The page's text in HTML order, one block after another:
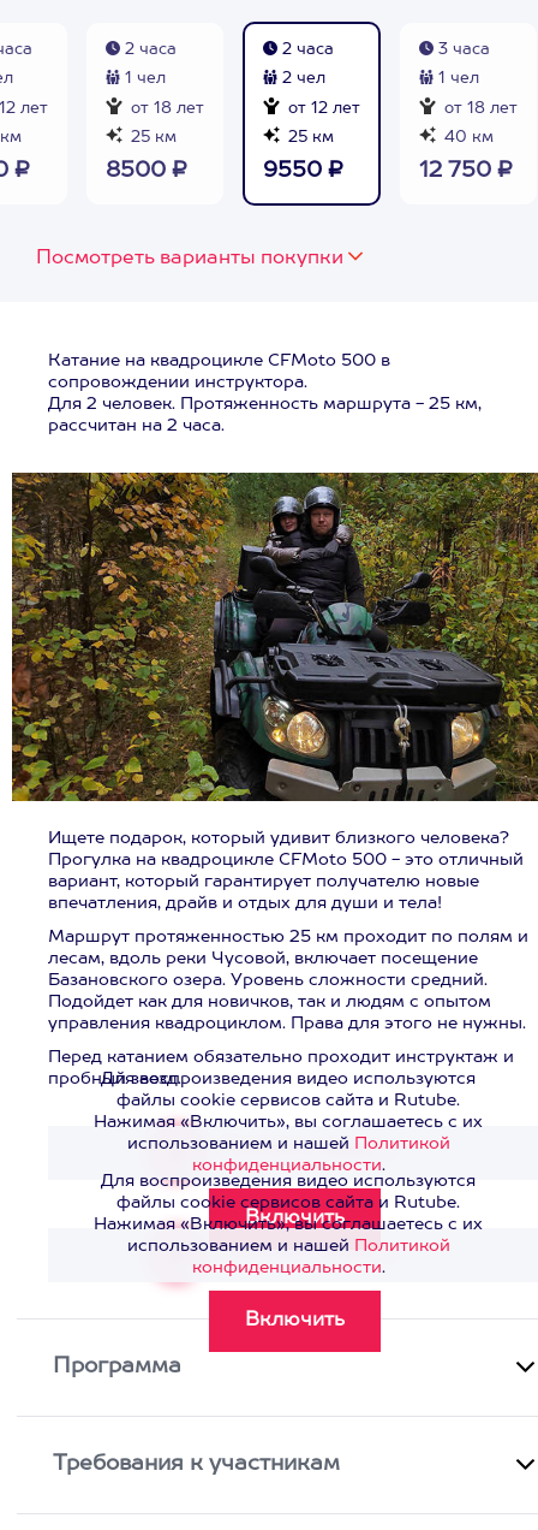
лет
₽
2 часа
1 чел
от 18 лет
25 км
8500 ₽
2 часа
2 чел
от 12 лет
25 км
9550 ₽
3 часа
1 чел
от 18 лет
40 км
12 750 ₽
Посмотреть варианты покупки
Катание на квадроцикле CFMoto 500 в
сопровождении инструктора.
Для 2 человек. Протяженность маршрута - 25 км,
рассчитан на 2 часа.
Ищете подарок, который удивит близкого человека?
Прогулка на квадроцикле CFMoto 500 - это отличный
вариант, который гарантирует получателю новые
впечатления, драйв и отдых для души и тела!
Маршрут протяженностью 25 км проходит по полям и
лесам, вдоль реки Чусовой, включает посещение
Базановского озера. Уровень сложности средний.
Подойдет как для новичков, так и людям с опытом
управления квадроциклом. Права для этого не нужны.
Перед катанием обязательно проходит инструктаж и
пробный заезд.
Смотреть видео>
Для воспроизведения видео используются
файлы cookie сервисов сайта и Rutube.
Нажимая «Включить», вы соглашаетесь с их
использованием и нашей Политикой
конфиденциальности.
Смотреть видео>
Для воспроизведения видео используются
файлы cookie сервисов сайта и Rutube.
Нажимая «Включить», вы соглашаетесь с их
использованием и нашей Политикой
конфиденциальности.
Программа
Требования к участникам